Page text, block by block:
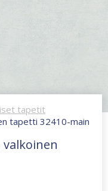
tapetit
tapetti 32410-main
valkoinen